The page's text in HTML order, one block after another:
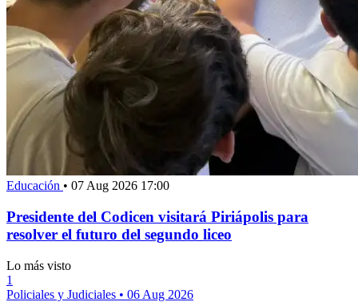
Educación • 07 Aug 2026 17:00
Presidente del Codicen visitará Piriápolis para
resolver el futuro del segundo liceo
Lo más visto
1
Policiales y Judiciales • 06 Aug 2026